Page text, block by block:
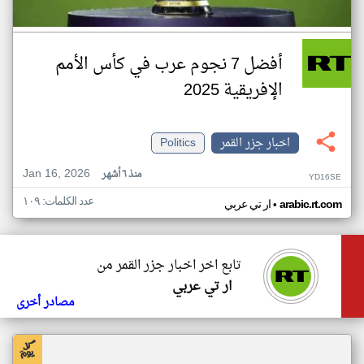
أفضل 7 نجوم عرب في كأس الأمم
الإفريقية 2025
اخبار جزر القمر
Politics
Jan 16, 2026
منذ ٦ أشهر YD16SE
ار تي عربي• arabic.rt.com عدد الكلمات: ١٠٩
تابع اخر اخبار جزر القمر من
ار تي عربي
مصادر أخرى